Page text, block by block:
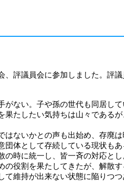
評議員会に参加しました。評
がない。子や孫の世代も同居し
果たしたい気持ちは山々であ
ないかとの声も出始め、存廃は
団体として存続している現状もあ
時に統一し、皆一斉の対応とし
の役割を果たしてきたが、解散
て維持が出来ない状態に陥り